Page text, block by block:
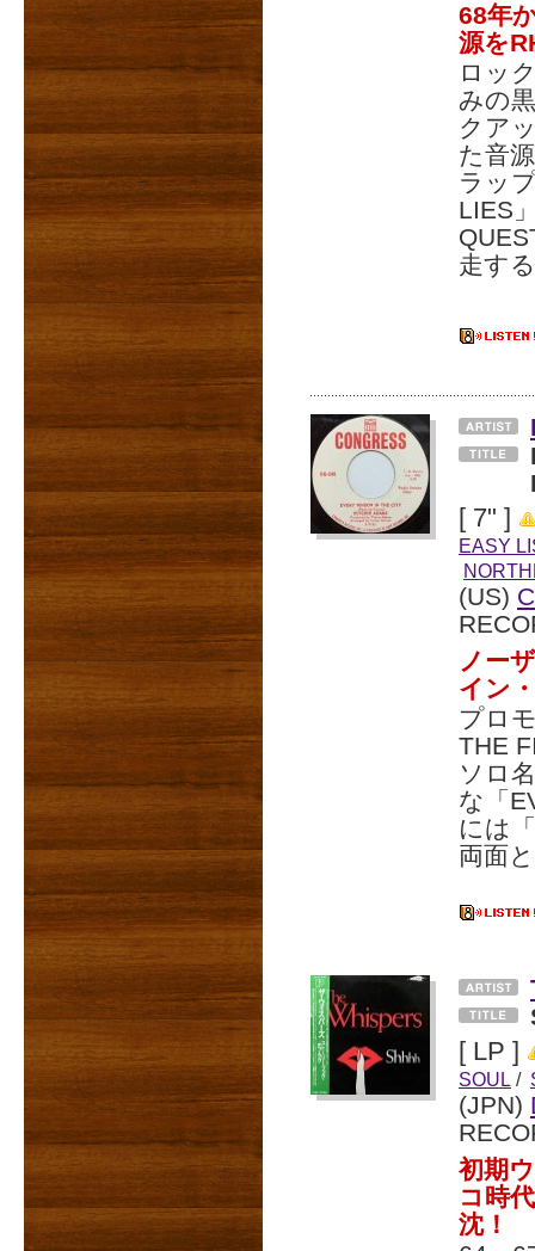
68年
源を
ロッ
みの
クア
た音
ラッ
LIES
走す
[ 7" ]
EASY
(US)
ノー
イン
プロ
THE
ソロ
な「
には
両面
[ LP ]
SOUL /
(JPN)
初期
コ時
沈！